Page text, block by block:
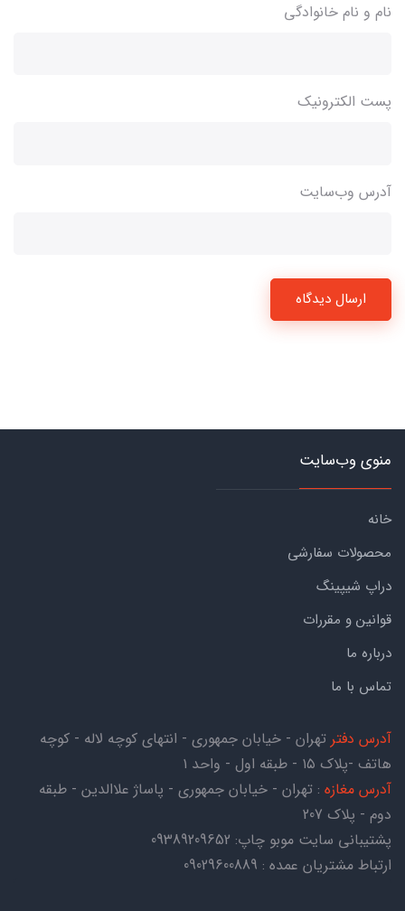
نام و نام خانوادگی
پست الکترونیک
آدرس وب‌سایت
ارسال دیدگاه
منوی وب‌سایت
خانه
محصولات سفارشی
دراپ شیپینگ
قوانین و مقررات
درباره ما
تماس با ما
آدرس دفتر تهران - خیابان جمهوری - انتهای کوچه لاله - کوچه
هاتف -پلاک ۱۵ - طبقه اول - واحد ۱
آدرس مغازه : تهران - خیابان جمهوری - پاساژ علاالدین - طبقه
دوم - پلاک 207
پشتیبانی سایت موبو چاپ: 09389209652
ارتباط مشتریان عمده : 09029600889